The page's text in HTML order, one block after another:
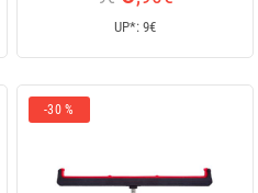
UP*: 9€
-30 %